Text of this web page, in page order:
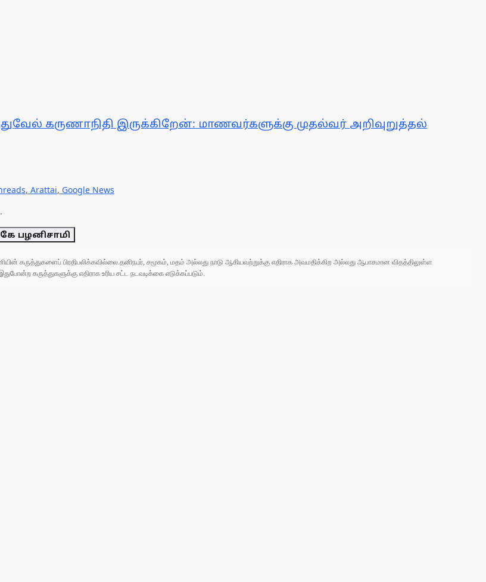
கருணாநிதி இருக்கிறேன்: மாணவர்களுக்கு முதல்வர் அறிவுறுத்தல்
, Arattai, Google News
கே பழனிசாமி
கருத்துகளைப் பிரதிபலிக்கவில்லை.தனிநபர், சமூகம், மதம் அல்லது நாடு ஆகியவற்றுக்கு எதிராக அவமதிக்கிற அல்லது ஆபாசமான விதத்திலுள்ள
கருத்துகளுக்கு எதிராக உரிய சட்ட நடவடிக்கை எடுக்கப்படும்.